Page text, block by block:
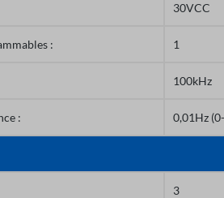
30VCC
: 1
100kHz
: 0,01Hz
3